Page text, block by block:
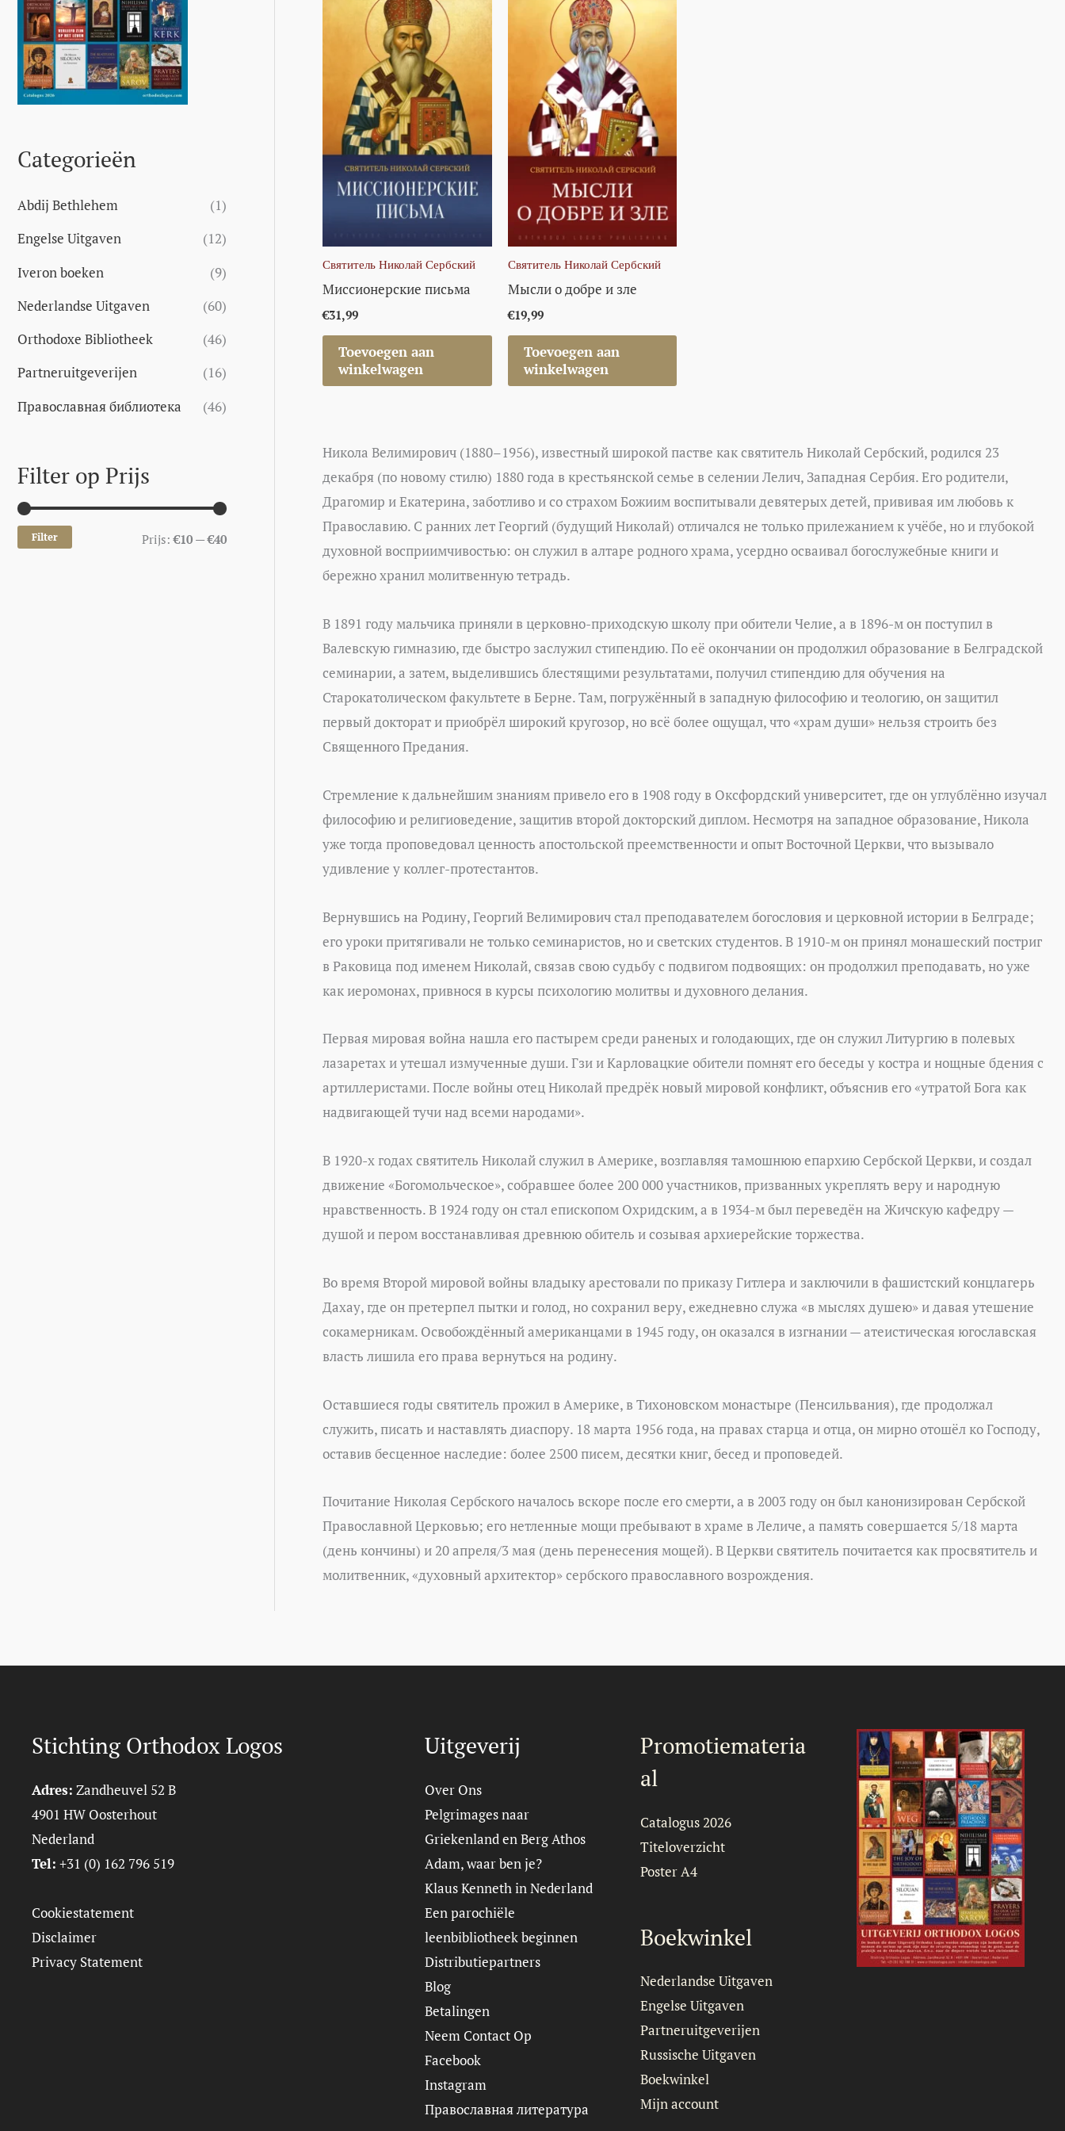
Categorieën
Abdij Bethlehem
(1)
Engelse Uitgaven
(12)
Iveron boeken
(9)
Nederlandse Uitgaven
(60)
Orthodoxe Bibliotheek
(46)
Partneruitgeverijen
(16)
Православная библиотека
(46)
Filter op Prijs
Filter Prijs:€10 —€40
Святитель Николай Сербский
Миссионерские письма
€31,99
Toevoegen aan
winkelwagen
Святитель Николай Сербский
Мысли о добре и зле
€19,99
Toevoegen aan
winkelwagen
Никола Велимирович (1880–1956), известный широкой пастве как святитель Николай Сербский, родился 23
декабря (по новому стилю) 1880 года в крестьянской семье в селении Лелич, Западная Сербия. Его родители,
Драгомир и Екатерина, заботливо и со страхом Божиим воспитывали девятерых детей, прививая им любовь к
Православию. С ранних лет Георгий (будущий Николай) отличался не только прилежанием к учёбе, но и глубокой
духовной восприимчивостью: он служил в алтаре родного храма, усердно осваивал богослужебные книги и
бережно хранил молитвенную тетрадь.
В 1891 году мальчика приняли в церковно-приходскую школу при обители Челие, а в 1896-м он поступил в
Валевскую гимназию, где быстро заслужил стипендию. По её окончании он продолжил образование в Белградской
семинарии, а затем, выделившись блестящими результатами, получил стипендию для обучения на
Старокатолическом факультете в Берне. Там, погружённый в западную философию и теологию, он защитил
первый докторат и приобрёл широкий кругозор, но всё более ощущал, что «храм души» нельзя строить без
Священного Предания.
Стремление к дальнейшим знаниям привело его в 1908 году в Оксфордский университет, где он углублённо изучал
философию и религиоведение, защитив второй докторский диплом. Несмотря на западное образование, Никола
уже тогда проповедовал ценность апостольской преемственности и опыт Восточной Церкви, что вызывало
удивление у коллег-протестантов.
Вернувшись на Родину, Георгий Велимирович стал преподавателем богословия и церковной истории в Белграде;
его уроки притягивали не только семинаристов, но и светских студентов. В 1910-м он принял монашеский постриг
в Раковица под именем Николай, связав свою судьбу с подвигом подвоящих: он продолжил преподавать, но уже
как иеромонах, привнося в курсы психологию молитвы и духовного делания.
Первая мировая война нашла его пастырем среди раненых и голодающих, где он служил Литургию в полевых
лазаретах и утешал измученные души. Гзи и Карловацкие обители помнят его беседы у костра и нощные бдения с
артиллеристами. После войны отец Николай предрёк новый мировой конфликт, объяснив его «утратой Бога как
надвигающей тучи над всеми народами».
В 1920-х годах святитель Николай служил в Америке, возглавляя тамошнюю епархию Сербской Церкви, и создал
движение «Богомольческое», собравшее более 200 000 участников, призванных укреплять веру и народную
нравственность. В 1924 году он стал епископом Охридским, а в 1934-м был переведён на Жичскую кафедру —
душой и пером восстанавливая древнюю обитель и созывая архиерейские торжества.
Во время Второй мировой войны владыку арестовали по приказу Гитлера и заключили в фашистский концлагерь
Дахау, где он претерпел пытки и голод, но сохранил веру, ежедневно служа «в мыслях душею» и давая утешение
сокамерникам. Освобождённый американцами в 1945 году, он оказался в изгнании — атеистическая югославская
власть лишила его права вернуться на родину.
Оставшиеся годы святитель прожил в Америке, в Тихоновском монастыре (Пенсильвания), где продолжал
служить, писать и наставлять диаспору. 18 марта 1956 года, на правах старца и отца, он мирно отошёл ко Господу,
оставив бесценное наследие: более 2500 писем, десятки книг, бесед и проповедей.
Почитание Николая Сербского началось вскоре после его смерти, а в 2003 году он был канонизирован Сербской
Православной Церковью; его нетленные мощи пребывают в храме в Леличе, а память совершается 5/18 марта
(день кончины) и 20 апреля/3 мая (день перенесения мощей). В Церкви святитель почитается как просвятитель и
молитвенник, «духовный архитектор» сербского православного возрождения.
Stichting Orthodox Logos
Adres: Zandheuvel 52 B
4901 HW Oosterhout
Nederland
Tel: +31 (0) 162 796 519
Cookiestatement
Disclaimer
Privacy Statement
Uitgeverij
Over Ons
Pelgrimages naar
Griekenland en Berg Athos
Adam, waar ben je?
Klaus Kenneth in Nederland
Een parochiële
leenbibliotheek beginnen
Distributiepartners
Blog
Betalingen
Neem Contact Op
Facebook
Instagram
Православная литература
Promotiemateria
al
Catalogus 2026
Titeloverzicht
Poster A4
Boekwinkel
Nederlandse Uitgaven
Engelse Uitgaven
Partneruitgeverijen
Russische Uitgaven
Boekwinkel
Mijn account